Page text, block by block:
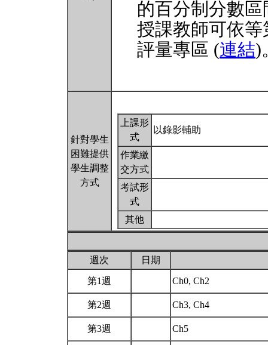
的百分制分數
授課教師可依
評量專區 (連結)
針對學生
困難提供
學生調整
方式
上課形
式
以錄影輔助
作業繳
交方式
考試形
式
其他
週次 日期
第1週 Ch0, Ch2
第2週 Ch3, Ch4
第3週 Ch5